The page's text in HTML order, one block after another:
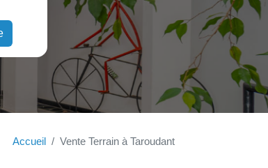
Accueil Vente Terrain à Taroudant